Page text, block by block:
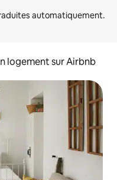
logement sur Airbnb